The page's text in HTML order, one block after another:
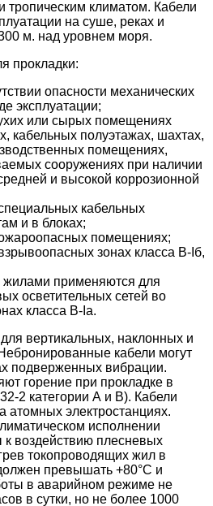
климатом. Кабели
на суше, реках и
м. над уровнем моря.
прокладки:
опасности механических
эксплуатации;
или сырых помещениях
кабельных полуэтажах, шахтах,
помещениях,
сооружениях при наличии
и высокой коррозионной
кабельных
и в блоках;
помещениях;
зонах класса B-Iб,
применяются для
осветительных сетей во
класса В-Iа.
вертикальных, наклонных и
кабели могут
подверженных вибрации.
горение при прокладке в
2 категории А и В). Кабели
атомных электростанциях.
исполнении
к воздействию плесневых
токопроводящих жил в
превышать +80°С и
в аварийном режиме не
в сутки, но не более 1000